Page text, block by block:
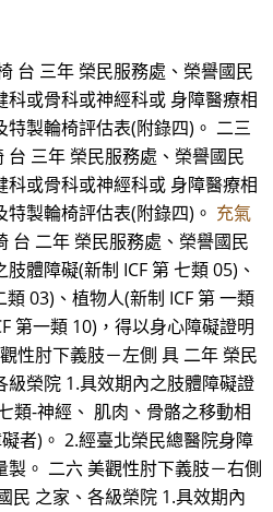
台 三年 榮民服務處、榮譽國民
或骨科或神經科或 身障醫療相
製輪椅評估表(附錄四)。 二三
三年 榮民服務處、榮譽國民
或骨科或神經科或 身障醫療相
製輪椅評估表(附錄四)。 充氣
台 二年 榮民服務處、榮譽國民
體障礙(新制 ICF 第 七類 05)、
03)、植物人(新制 ICF 第 一類
第一類 10)，得以身心障礙證明
性肘下義肢－左側 具 二年 榮民
級榮院 1.具效期內之肢體障礙證
類-神經、 肌肉、骨骼之移動相
者)。 2.經臺北榮民總醫院身障
。 二六 美觀性肘下義肢－右側
民 之家、各級榮院 1.具效期內